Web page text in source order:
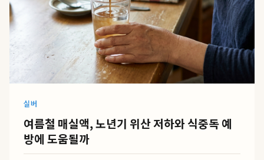
실버
여름철 매실액, 노년기 위산 저하와 식중독 예
방에 도움될까